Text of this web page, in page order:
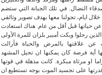
النضال. في تلك الجبانة التي ستضم
خلال ايام، تجولنا معها بهدف تصوير وثائقي
حياتها قبل أقل من عام. هناك استعادت
رحلوا وبكت أمبير بلزان للمرة الأولى
علاقتها بالمرض والحياة فأزالت
أية فرصة كان يمكنها ان تحيل المشهد
او مرثاة مبكرة. كانت مذهلة في قوتها
على تجسيد الموت بوجه تستطيع ان